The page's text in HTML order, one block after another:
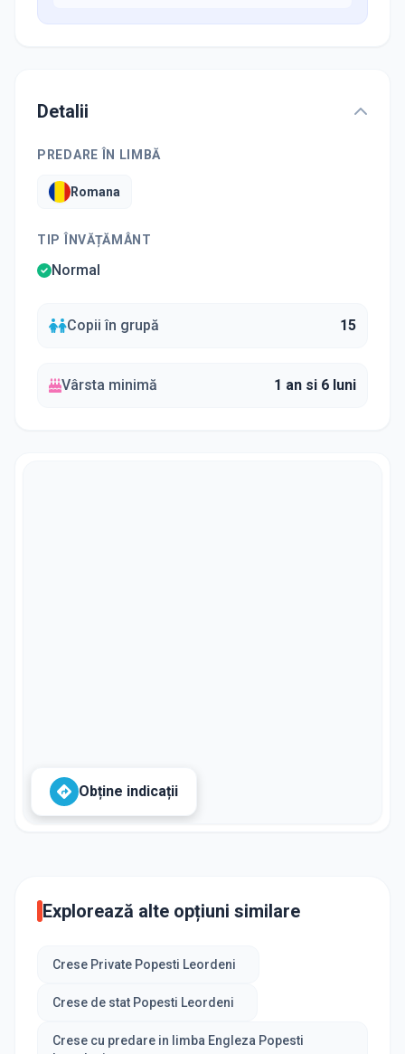
Detalii
PREDARE ÎN LIMBĂ
Romana
TIP ÎNVĂȚĂMÂNT
Normal
Copii în grupă 15
Vârsta minimă 1 an si 6 luni
Obține indicații
Explorează alte opțiuni similare
Crese Private Popesti Leordeni
Crese de stat Popesti Leordeni
Crese cu predare in limba Engleza Popesti